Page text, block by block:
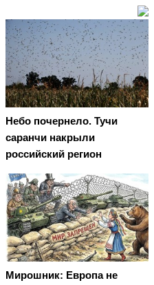
Небо почернело. Тучи
саранчи накрыли
российский регион
Мирошник: Европа не